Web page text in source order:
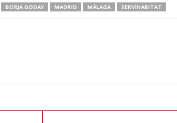
BORJA GODAY MADRID MÁLAGA SERVIHABITAT